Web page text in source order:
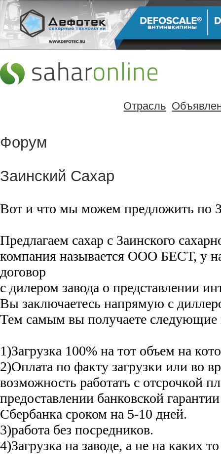
Отрасль
Форум
Заинский Сахар
Вот и что мы можем предложить по
Предлагаем сахар с Заинского
компания называется ООО БЕСТ, у
договор
с дилером завода о представлении
Вы заключаетесь напрямую с
Тем самым вы получаете следующие
1)Загрузка 100% на тот объем на
2)Оплата по факту загрузки или во
возможность работать с отсрочкой
предоставлении банковской
Сбербанка сроком на 5-10 дней.
3)работа без посредников.
4)Загрузка на заводе, а не на каких